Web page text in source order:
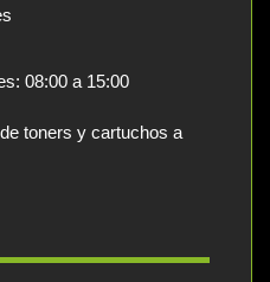
08:00 a 15:00
toners y cartuchos a